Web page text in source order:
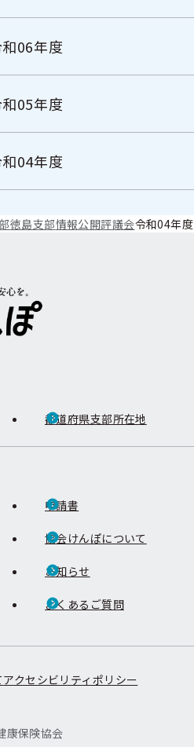
06年度
05年度
04年度
徳島支部情報公開評議会令和04年度
都道府県支部所在地
申請書
協会けんぽについて
お知らせ
よくあるご質問
アクセシビリティポリシー
康保険協会